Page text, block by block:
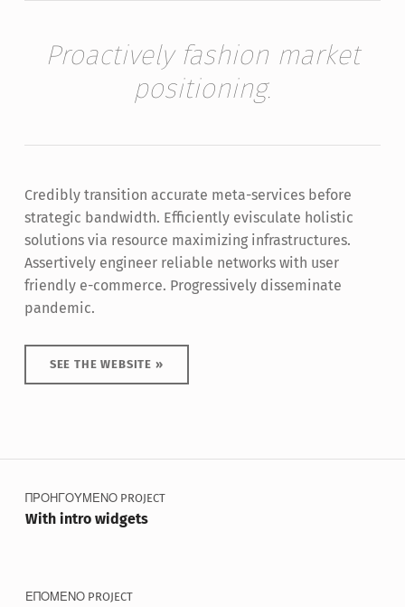
Proactively fashion market
positioning.
Credibly transition accurate meta-services before
strategic bandwidth. Efficiently evisculate holistic
solutions via resource maximizing infrastructures.
Assertively engineer reliable networks with user
friendly e-commerce. Progressively disseminate
pandemic.
SEE THE WEBSITE »
Skip back to main navigation
Πλοήγηση άρθρων
ΠΡΟΗΓΟΥΜΕΝΟ PROJECT
With intro widgets
ΕΠΟΜΕΝΟ PROJECT